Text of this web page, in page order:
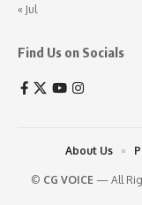
« Jul
Find Us on Socials
© CG VOICE— All
About Us